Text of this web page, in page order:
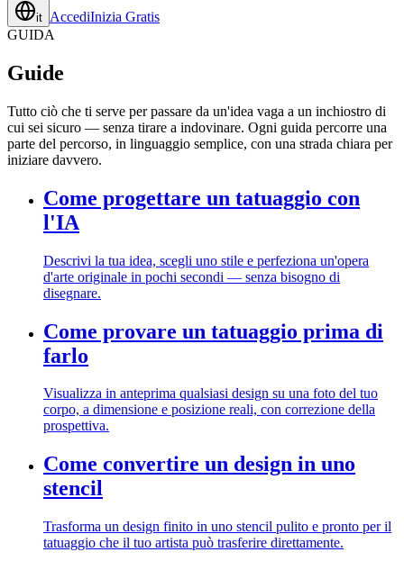
it AccediInizia Gratis
GUIDA
Guide
Tutto ciò che ti serve per passare da un'idea vaga a un inchiostro di
cui sei sicuro — senza tirare a indovinare. Ogni guida percorre una
parte del percorso, in linguaggio semplice, con una strada chiara per
iniziare davvero.
Come progettare un tatuaggio con
l'IA
Descrivi la tua idea, scegli uno stile e perfeziona un'opera
d'arte originale in pochi secondi — senza bisogno di
disegnare.
Come provare un tatuaggio prima di
farlo
Visualizza in anteprima qualsiasi design su una foto del tuo
corpo, a dimensione e posizione reali, con correzione della
prospettiva.
Come convertire un design in uno
stencil
Trasforma un design finito in uno stencil pulito e pronto per il
tatuaggio che il tuo artista può trasferire direttamente.